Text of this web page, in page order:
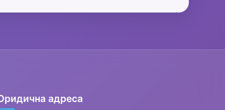
адреса